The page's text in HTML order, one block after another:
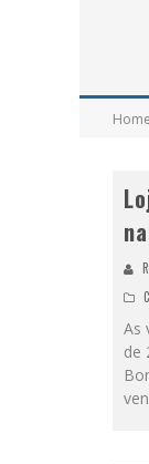
Home
As
de